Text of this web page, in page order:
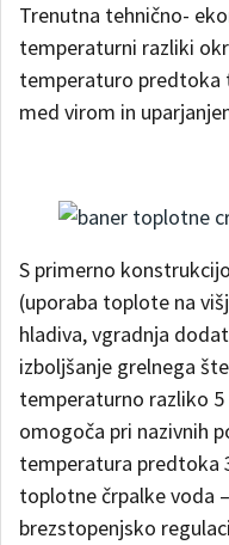
Trenutna tehnično-
temperaturni razliki
temperaturo predtoka
med virom in
S primerno
(uporaba toplote na
hladiva, vgradnja
izboljšanje grelnega
temperaturno razliko 5
omogoča pri nazivnih
temperatura predtoka
toplotne črpalke voda
brezstopenjsko